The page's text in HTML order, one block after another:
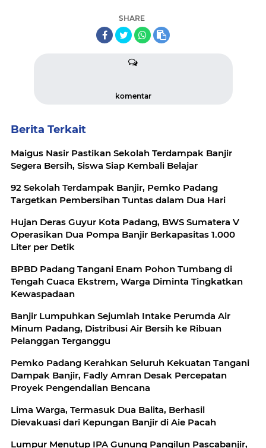
SHARE
komentar
Berita Terkait
Maigus Nasir Pastikan Sekolah Terdampak Banjir
Segera Bersih, Siswa Siap Kembali Belajar
92 Sekolah Terdampak Banjir, Pemko Padang
Targetkan Pembersihan Tuntas dalam Dua Hari
Hujan Deras Guyur Kota Padang, BWS Sumatera V
Operasikan Dua Pompa Banjir Berkapasitas 1.000
Liter per Detik
BPBD Padang Tangani Enam Pohon Tumbang di
Tengah Cuaca Ekstrem, Warga Diminta Tingkatkan
Kewaspadaan
Banjir Lumpuhkan Sejumlah Intake Perumda Air
Minum Padang, Distribusi Air Bersih ke Ribuan
Pelanggan Terganggu
Pemko Padang Kerahkan Seluruh Kekuatan Tangani
Dampak Banjir, Fadly Amran Desak Percepatan
Proyek Pengendalian Bencana
Lima Warga, Termasuk Dua Balita, Berhasil
Dievakuasi dari Kepungan Banjir di Aie Pacah
Lumpur Menutup IPA Gunung Pangilun Pascabanjir,